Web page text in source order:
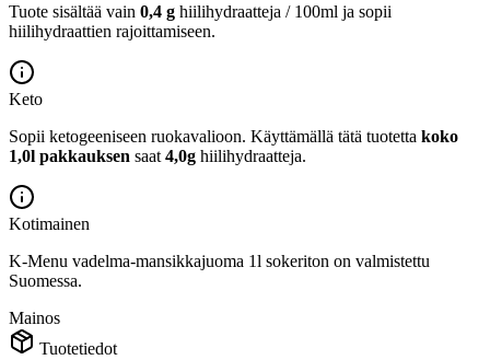
Tuote sisältää vain 0,4 g hiilihydraatteja / 100ml ja sopii
hiilihydraattien rajoittamiseen.
Keto
Sopii ketogeeniseen ruokavalioon. Käyttämällä tätä tuotetta koko
1,0l pakkauksen saat 4,0g hiilihydraatteja.
Kotimainen
K-Menu vadelma-mansikkajuoma 1l sokeriton on valmistettu
Suomessa.
Mainos
Tuotetiedot